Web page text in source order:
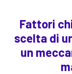
Fattori
scelta di
un